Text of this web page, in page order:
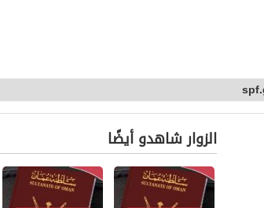
الزوار شاهدو أيضًا